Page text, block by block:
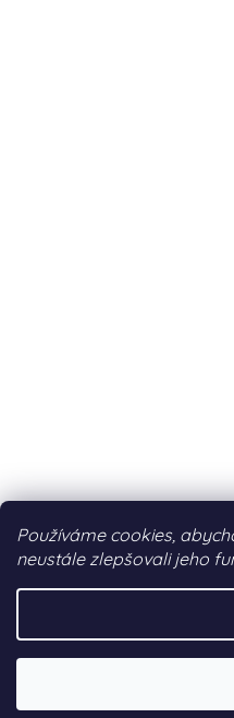
Používáme cookies,
neustále zlepšovali jeho